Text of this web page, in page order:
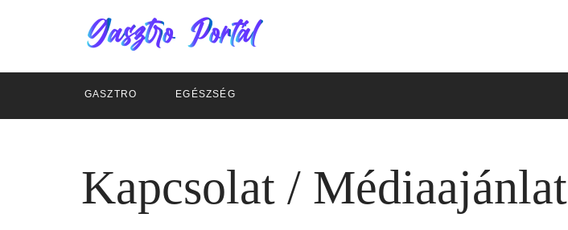
GASZTRO EGÉSZSÉG
Kapcsolat / Médiaajánlat